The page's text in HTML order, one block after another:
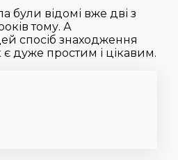
були відомі вже дві з
тому. А
спосіб знаходження
є дуже простим і цікавим.